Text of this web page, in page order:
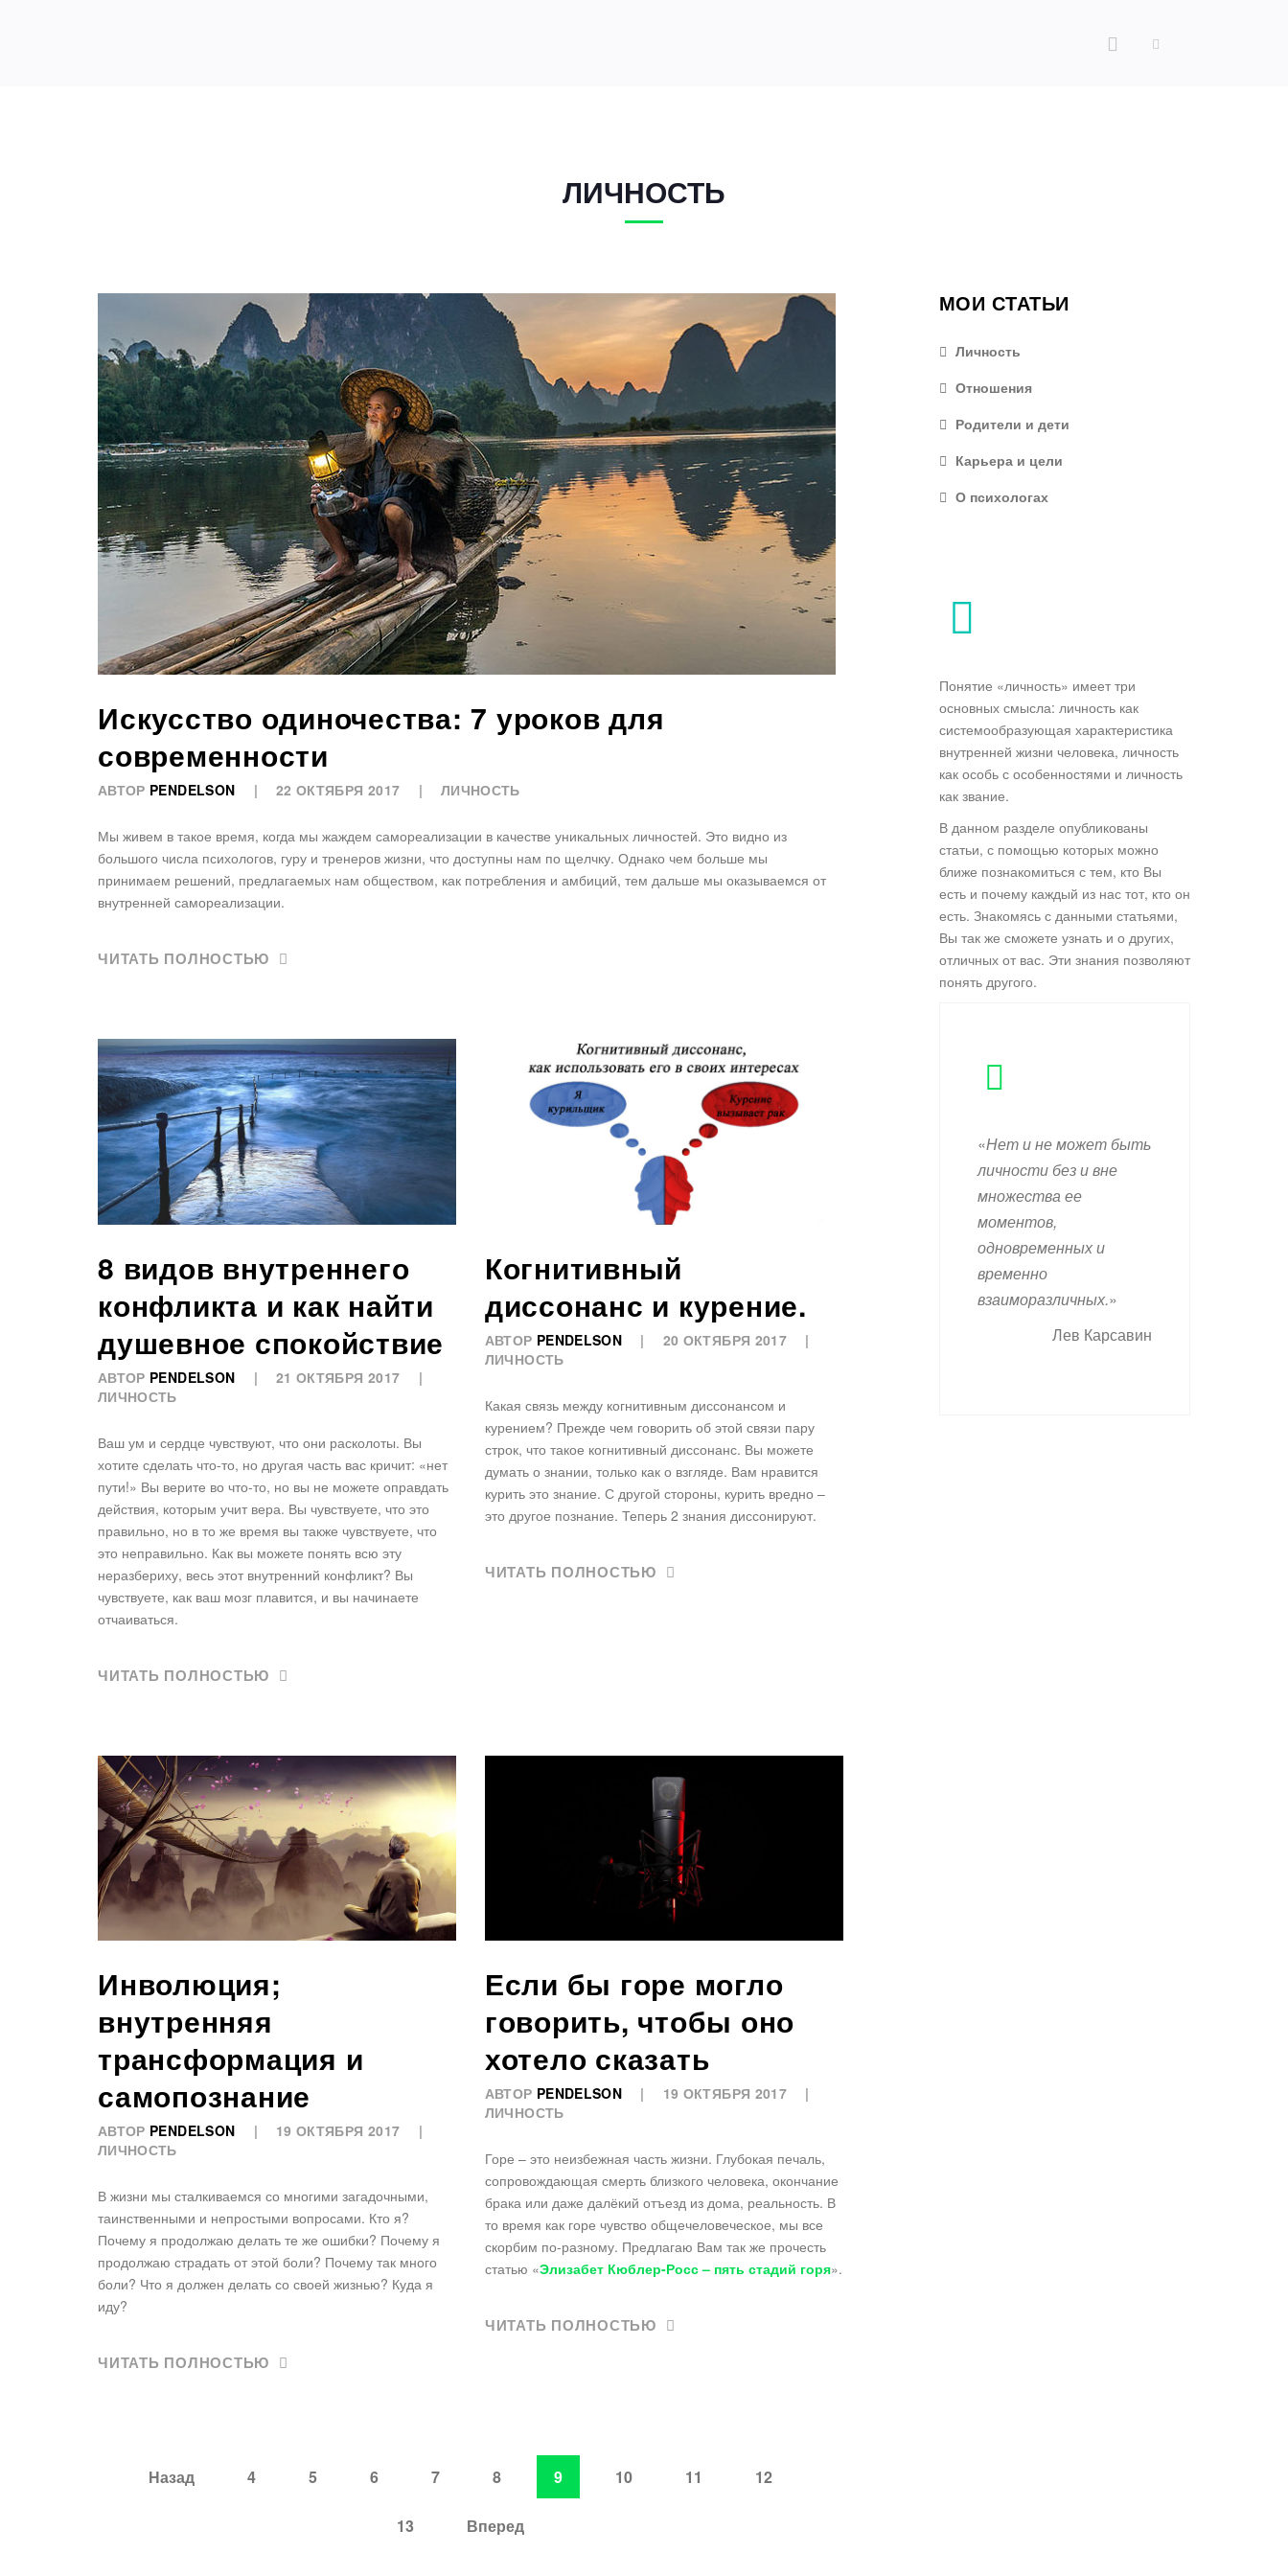
ЛИЧНОСТЬ
Искусство одиночества: 7 уроков для
современности
АВТОР PENDELSON 22 ОКТЯБРЯ 2017 ЛИЧНОСТЬ
Мы живем в такое время, когда мы жаждем самореализации в качестве уникальных личностей. Это видно из
большого числа психологов, гуру и тренеров жизни, что доступны нам по щелчку. Однако чем больше мы
принимаем решений, предлагаемых нам обществом, как потребления и амбиций, тем дальше мы оказываемся от
внутренней самореализации.
ЧИТАТЬ ПОЛНОСТЬЮ
8 видов внутреннего
конфликта и как найти
душевное спокойствие
АВТОР PENDELSON
21 ОКТЯБРЯ 2017
ЛИЧНОСТЬ
Ваш ум и сердце чувствуют, что они расколоты. Вы
хотите сделать что-то, но другая часть вас кричит: «нет
пути!» Вы верите во что-то, но вы не можете оправдать
действия, которым учит вера. Вы чувствуете, что это
правильно, но в то же время вы также чувствуете, что
это неправильно. Как вы можете понять всю эту
неразбериху, весь этот внутренний конфликт? Вы
чувствуете, как ваш мозг плавится, и вы начинаете
отчаиваться.
ЧИТАТЬ ПОЛНОСТЬЮ
Когнитивный
диссонанс и курение.
АВТОР PENDELSON
20 ОКТЯБРЯ 2017
ЛИЧНОСТЬ
Какая связь между когнитивным диссонансом и
курением? Прежде чем говорить об этой связи пару
строк, что такое когнитивный диссонанс. Вы можете
думать о знании, только как о взгляде. Вам нравится
курить это знание. С другой стороны, курить вредно –
это другое познание. Теперь 2 знания диссонируют.
ЧИТАТЬ ПОЛНОСТЬЮ
Инволюция;
внутренняя
трансформация и
самопознание
АВТОР PENDELSON
19 ОКТЯБРЯ 2017
ЛИЧНОСТЬ
В жизни мы сталкиваемся со многими загадочными,
таинственными и непростыми вопросами. Кто я?
Почему я продолжаю делать те же ошибки? Почему я
продолжаю страдать от этой боли? Почему так много
боли? Что я должен делать со своей жизнью? Куда я
иду?
ЧИТАТЬ ПОЛНОСТЬЮ
Если бы горе могло
говорить, чтобы оно
хотело сказать
АВТОР PENDELSON
19 ОКТЯБРЯ 2017
ЛИЧНОСТЬ
Горе – это неизбежная часть жизни. Глубокая печаль,
сопровождающая смерть близкого человека, окончание
брака или даже далёкий отъезд из дома, реальность. В
то время как горе чувство общечеловеческое, мы все
скорбим по-разному. Предлагаю Вам так же прочесть
статью «Элизабет Кюблер-Росс – пять стадий горя».
ЧИТАТЬ ПОЛНОСТЬЮ
Назад 4 5 6 7 8 9 10 11 12
13 Вперед
МОИ СТАТЬИ
Личность
Отношения
Родители и дети
Карьера и цели
О психологах
Понятие «личность» имеет три
основных смысла: личность как
системообразующая характеристика
внутренней жизни человека, личность
как особь с особенностями и личность
как звание.
В данном разделе опубликованы
статьи, с помощью которых можно
ближе познакомиться с тем, кто Вы
есть и почему каждый из нас тот, кто он
есть. Знакомясь с данными статьями,
Вы так же сможете узнать и о других,
отличных от вас. Эти знания позволяют
понять другого.
«Нет и не может быть
личности без и вне
множества ее
моментов,
одновременных и
временно
взаиморазличных.»
Лев Карсавин